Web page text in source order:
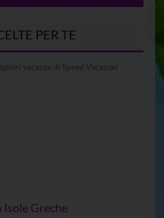
PER TE
vacanze di Speed Vacanze!
Isole Greche